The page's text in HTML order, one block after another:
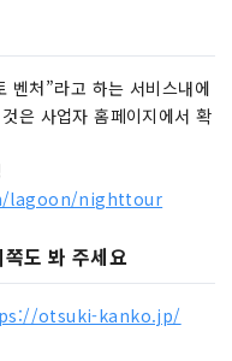
벤처”라고 하는 서비스내에
은 사업자 홈페이지에서 확
lagoon/nighttour
도 봐 주세요
otsuki-kanko.jp/